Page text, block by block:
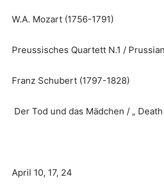
W.A. Mozart (1756-1791)
Preussisches Quartett N.1 /
Franz Schubert (1797-1828)
Der Tod und das Mädchen / „
April 10, 17, 24